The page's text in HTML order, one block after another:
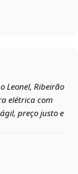
Leonel, Ribeirão
elétrica com
preço justo e